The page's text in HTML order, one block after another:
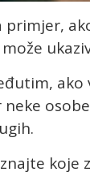
primjer,
ako
neke
koje